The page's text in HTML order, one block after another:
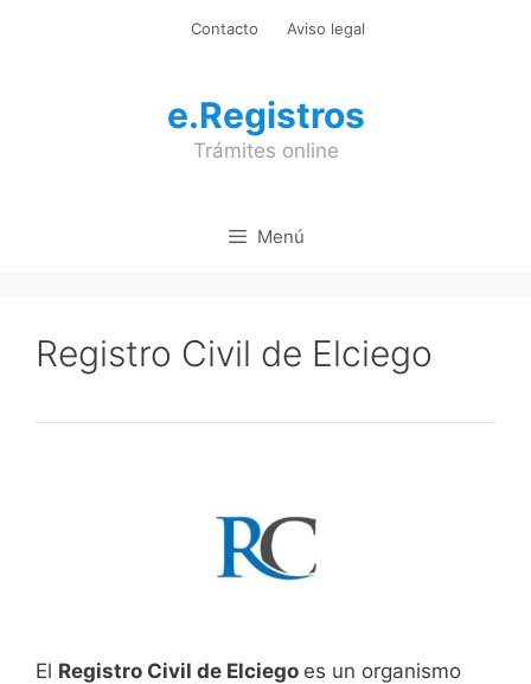
Contacto Aviso legal
e.Registros
Trámites online
Menú
Registro Civil de Elciego
El Registro Civil de Elciego es un organismo